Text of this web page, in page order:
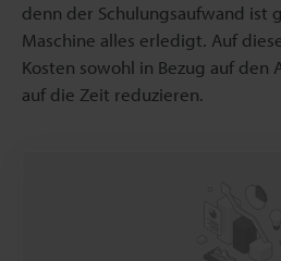
denn der Schulungsaufwand ist
Maschine alles erledigt. Auf
Kosten sowohl in Bezug auf den
auf die Zeit reduzieren.